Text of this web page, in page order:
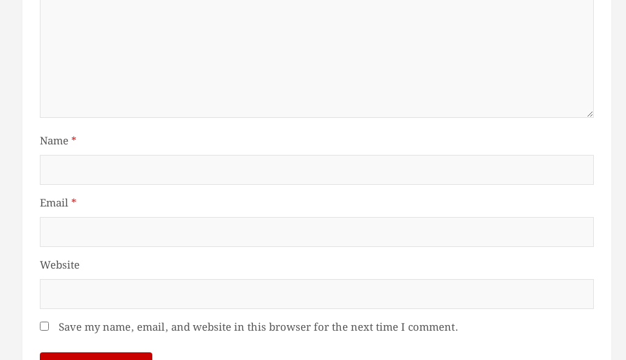
Name*
Email*
Website
Save my name, email, and website in this browser for the next time I comment.